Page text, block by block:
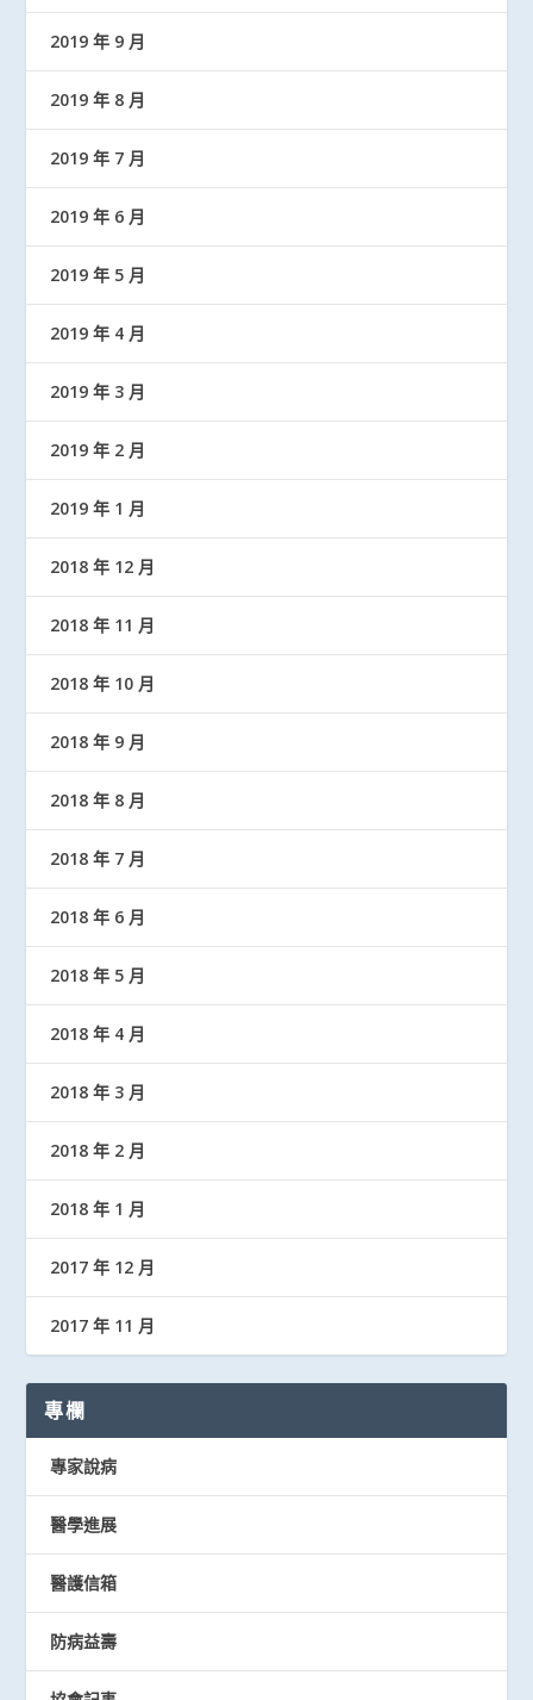
2019 年 9 月
2019 年 8 月
2019 年 7 月
2019 年 6 月
2019 年 5 月
2019 年 4 月
2019 年 3 月
2019 年 2 月
2019 年 1 月
2018 年 12 月
2018 年 11 月
2018 年 10 月
2018 年 9 月
2018 年 8 月
2018 年 7 月
2018 年 6 月
2018 年 5 月
2018 年 4 月
2018 年 3 月
2018 年 2 月
2018 年 1 月
2017 年 12 月
2017 年 11 月
專欄
專家說病
醫學進展
醫護信箱
防病益壽